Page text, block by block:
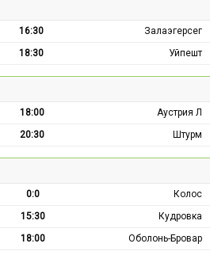
16:30
Залаэгерсег
18:30 Уйпешт
18:00
Аустрия Л
20:30 Штурм
0:0
Колос
15:30
Кудровка
18:00 Оболонь-Бровар